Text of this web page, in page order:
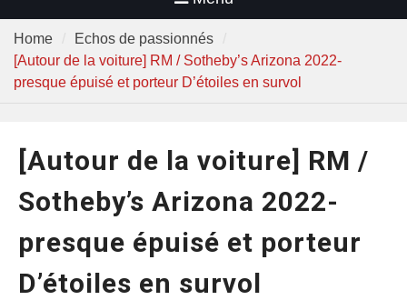
Home
Echos de passionnés
[Autour de la voiture] RM / Sotheby’s Arizona 2022-
presque épuisé et porteur D’étoiles en survol
[Autour de la voiture] RM /
Sotheby’s Arizona 2022-
presque épuisé et porteur
D’étoiles en survol